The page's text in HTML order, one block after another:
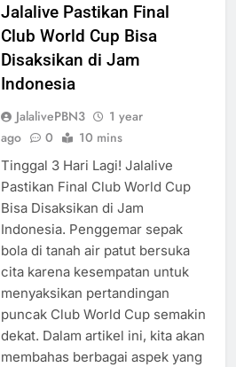
Jalalive Pastikan Final
Club World Cup Bisa
Disaksikan di Jam
Indonesia
JalalivePBN3
1 year
ago
0 10 mins
Tinggal 3 Hari Lagi! Jalalive
Pastikan Final Club World Cup
Bisa Disaksikan di Jam
Indonesia. Penggemar sepak
bola di tanah air patut bersuka
cita karena kesempatan untuk
menyaksikan pertandingan
puncak Club World Cup semakin
dekat. Dalam artikel ini, kita akan
membahas berbagai aspek yang